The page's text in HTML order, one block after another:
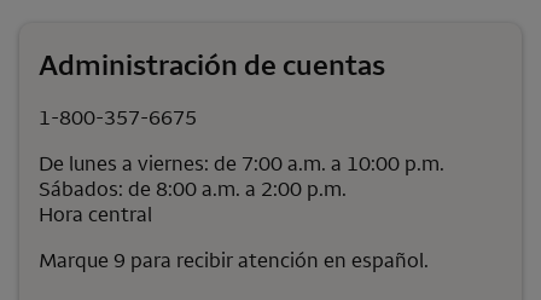
Administración de cuentas
1-800-357-6675
De lunes a viernes: de 7:00 a.m. a 10:00 p.m.
Sábados: de 8:00 a.m. a 2:00 p.m.
Hora central
Marque 9 para recibir atención en español.